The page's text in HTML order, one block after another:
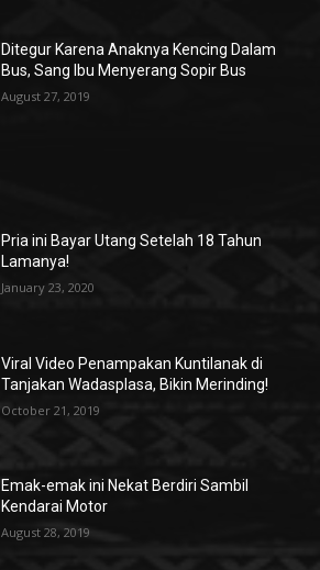
Ditegur Karena Anaknya Kencing Dalam
Bus, Sang Ibu Menyerang Sopir Bus
August 27, 2019
Pria ini Bayar Utang Setelah 18 Tahun
Lamanya!
January 23, 2020
Viral Video Penampakan Kuntilanak di
Tanjakan Wadasplasa, Bikin Merinding!
October 21, 2019
Emak-emak ini Nekat Berdiri Sambil
Kendarai Motor
August 28, 2019